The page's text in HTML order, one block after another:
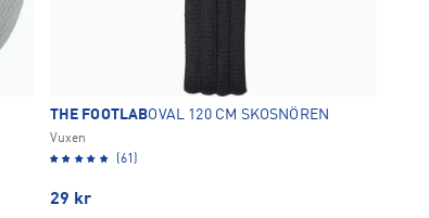
THE FOOTLABOVAL 120 CM SKOSNÖREN
Vuxen
(61)
29 kr